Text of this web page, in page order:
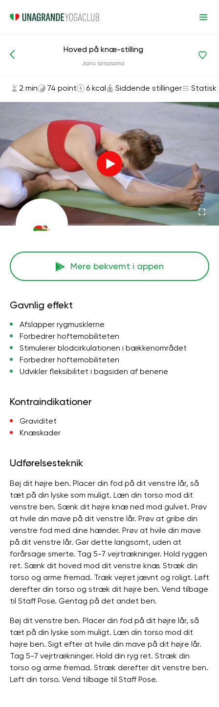
Siddende stillinger
Hoved på knæ-stilling
Janu sirsasana
2 min 74 point 6 kcal Siddende stillinger Statisk
Mere bekvemt i appen
Gavnlig effekt
Afslapper rygmusklerne
Forbedrer hoftemobiliteten
Stimulerer blodcirkulationen i bækkenområdet
Forbedrer hoftemobiliteten
Udvikler fleksibilitet i bagsiden af ​​benene
Kontraindikationer
Graviditet
Knæskader
Udførelsesteknik
Bøj dit højre ben. Placer din fod på dit venstre lår, så
tæt på din lyske som muligt. Læn din torso mod dit
venstre ben. Sænk dit højre knæ ned mod gulvet. Prøv
at hvile din mave på dit venstre lår. Prøv at gribe din
venstre fod med dine hænder. Prøv at hvile din mave
på dit venstre lår. Gør dette langsomt, uden at
forårsage smerte. Tag 5-7 vejrtrækninger. Hold ryggen
ret. Sænk dit hoved mod dit venstre knæ. Stræk din
torso og arme fremad. Træk vejret jævnt og roligt. Løft
derefter din torso og stræk dit højre ben. Vend tilbage
til Staff Pose. Gentag på det andet ben.
Bøj dit venstre ben. Placer din fod på dit højre lår, så
tæt på din lyske som muligt. Læn din torso mod dit
højre ben. Sigt efter at hvile din mave på dit højre lår.
Tag 5-7 vejrtrækninger. Hold din ryg ret. Stræk din
torso og arme fremad. Stræk derefter dit venstre ben.
Løft din torso. Vend tilbage til Staff Pose.